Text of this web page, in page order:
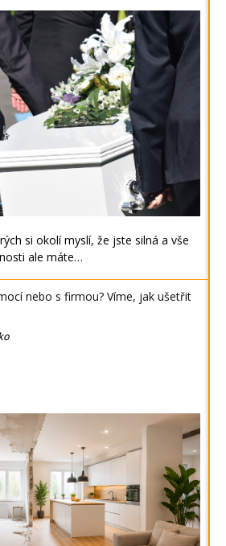
si okolí myslí, že jste silná a vše
ale máte…
nebo s firmou? Víme, jak ušetřit